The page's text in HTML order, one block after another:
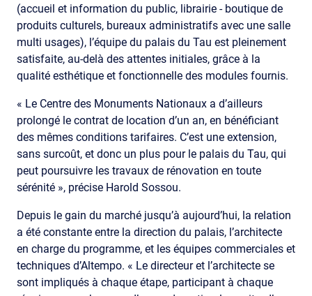
(accueil et information du public, librairie - boutique de
produits culturels, bureaux administratifs avec une salle
multi usages), l’équipe du palais du Tau est pleinement
satisfaite, au-delà des attentes initiales, grâce à la
qualité esthétique et fonctionnelle des modules fournis.
« Le Centre des Monuments Nationaux a d’ailleurs
prolongé le contrat de location d’un an, en bénéficiant
des mêmes conditions tarifaires. C’est une extension,
sans surcoût, et donc un plus pour le palais du Tau, qui
peut poursuivre les travaux de rénovation en toute
sérénité », précise Harold Sossou.
Depuis le gain du marché jusqu’à aujourd’hui, la relation
a été constante entre la direction du palais, l’architecte
en charge du programme, et les équipes commerciales et
techniques d’Altempo. « Le directeur et l’architecte se
sont impliqués à chaque étape, participant à chaque